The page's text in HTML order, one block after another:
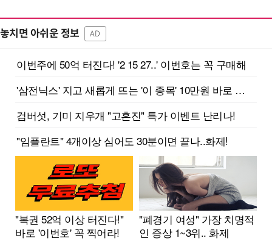
놓치면 아쉬운 정보 AD